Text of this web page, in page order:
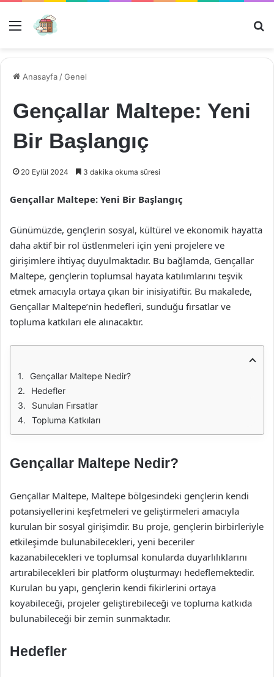
Menü
Anasayfa /Genel
Gençallar Maltepe: Yeni
Bir Başlangıç
20 Eylül 2024 3 dakika okuma süresi
Gençallar Maltepe: Yeni Bir Başlangıç
Günümüzde, gençlerin sosyal, kültürel ve ekonomik hayatta
daha aktif bir rol üstlenmeleri için yeni projelere ve
girişimlere ihtiyaç duyulmaktadır. Bu bağlamda, Gençallar
Maltepe, gençlerin toplumsal hayata katılımlarını teşvik
etmek amacıyla ortaya çıkan bir inisiyatiftir. Bu makalede,
Gençallar Maltepe’nin hedefleri, sunduğu fırsatlar ve
topluma katkıları ele alınacaktır.
Gençallar Maltepe Nedir?
Hedefler
Sunulan Fırsatlar
Topluma Katkıları
Gençallar Maltepe Nedir?
Gençallar Maltepe, Maltepe bölgesindeki gençlerin kendi
potansiyellerini keşfetmeleri ve geliştirmeleri amacıyla
kurulan bir sosyal girişimdir. Bu proje, gençlerin birbirleriyle
etkileşimde bulunabilecekleri, yeni beceriler
kazanabilecekleri ve toplumsal konularda duyarlılıklarını
artırabilecekleri bir platform oluşturmayı hedeflemektedir.
Kurulan bu yapı, gençlerin kendi fikirlerini ortaya
koyabileceği, projeler geliştirebileceği ve topluma katkıda
bulunabileceği bir zemin sunmaktadır.
Hedefler